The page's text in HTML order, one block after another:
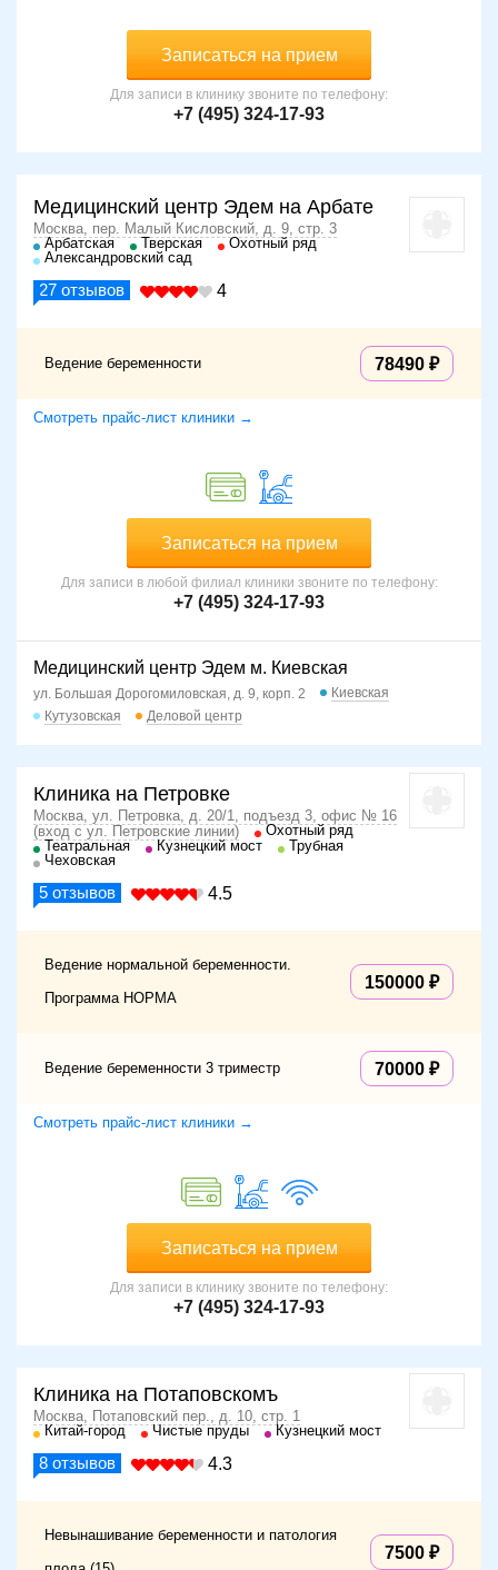
Записаться на прием
Для записи в клинику звоните по телефону:
+7 (495) 324-17-93
Медицинский центр Эдем на Арбате
Москва, пер. Малый Кисловский, д. 9, стр. 3
Арбатская
Тверская
Охотный ряд
Александровский сад
27 отзывов 4
Ведение беременности 78490
Смотреть прайс-лист клиники →
Записаться на прием
Для записи в любой филиал клиники звоните по телефону:
+7 (495) 324-17-93
Медицинский центр Эдем м. Киевская
ул. Большая Дорогомиловская, д. 9, корп. 2
Киевская
Кутузовская
Деловой центр
Клиника на Петровке
Москва, ул. Петровка, д. 20/1, подъезд 3, офис № 16
(вход с ул. Петровские линии)
Охотный ряд
Театральная
Кузнецкий мост
Трубная
Чеховская
5 отзывов 4.5
Ведение нормальной беременности.
Программа НОРМА
150000
Ведение беременности 3 триместр 70000
Смотреть прайс-лист клиники →
Записаться на прием
Для записи в клинику звоните по телефону:
+7 (495) 324-17-93
Клиника на Потаповскомъ
Москва, Потаповский пер., д. 10, стр. 1
Китай-город
Чистые пруды Кузнецкий мост
8 отзывов 4.3
Невынашивание беременности и патология
7500